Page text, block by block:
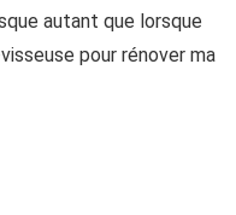
autant que lorsque
pour rénover ma